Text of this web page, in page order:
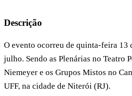
Descrição
O evento ocorreu de quinta-feira 13
julho. Sendo as Plenárias no Teatro
Niemeyer e os Grupos Mistos no
UFF, na cidade de Niterói (RJ).